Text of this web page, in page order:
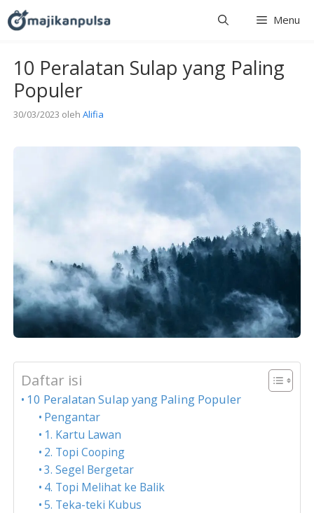
Langsung
ke
Menu
10 Peralatan Sulap yang Paling
Populer
30/03/2023 oleh Alifia
Daftar isi
10 Peralatan Sulap yang Paling Populer
Pengantar
1. Kartu Lawan
2. Topi Cooping
3. Segel Bergetar
4. Topi Melihat ke Balik
5. Teka-teki Kubus